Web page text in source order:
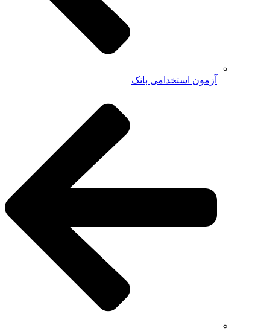
آزمون استخدامی بانک